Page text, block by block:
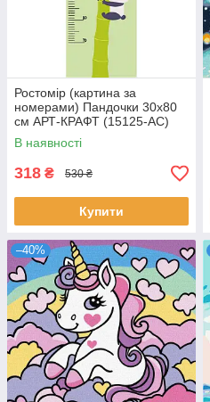
Ростомір (картина за
номерами) Пандочки 30х80
см АРТ-КРАФТ (15125-AC)
В наявності
318 ₴ 530 ₴
Купити
–40%